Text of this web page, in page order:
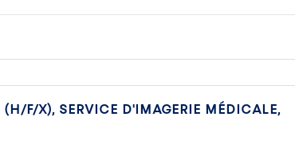
F/X), service d'imagerie médicale,